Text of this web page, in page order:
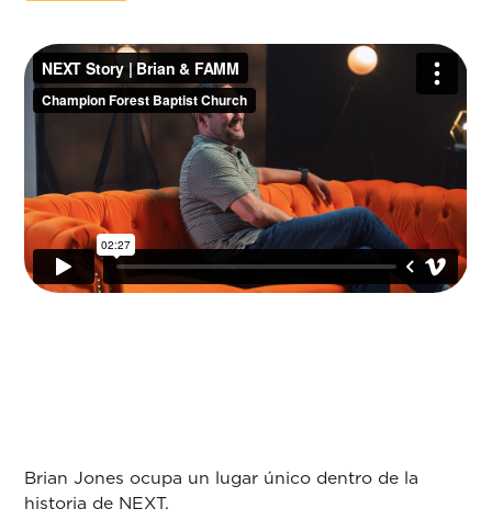
Brian Jones ocupa un lugar único dentro de la
historia de NEXT.